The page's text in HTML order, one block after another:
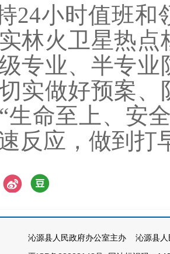
24小时值班和
林火卫星热
专业、半专
实做好预案
生命至上、安
反应，做到打
沁源县人民政府办公室主办 沁源县